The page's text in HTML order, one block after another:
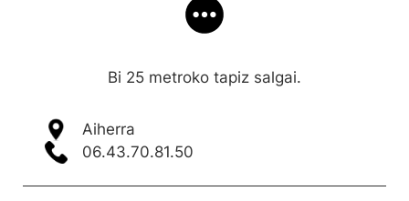
Bi 25 metroko tapiz salgai.
Aiherra
06.43.70.81.50